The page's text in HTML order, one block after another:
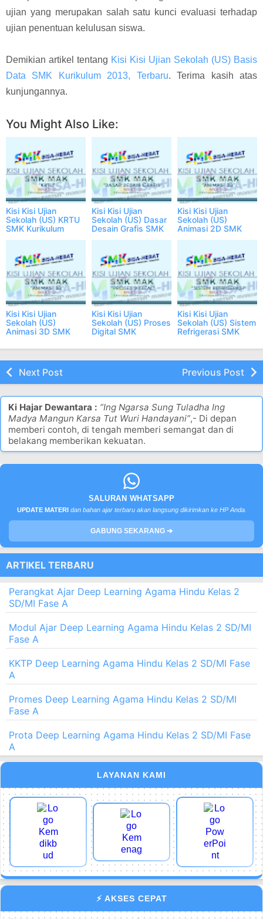
ujian yang merupakan salah satu kunci evaluasi terhadap
ujian penentuan kelulusan siswa.
Demikian artikel tentang Kisi Kisi Ujian Sekolah (US) Basis
Data SMK Kurikulum 2013, Terbaru. Terima kasih atas
kunjungannya.
You Might Also Like:
Kisi Kisi Ujian
Sekolah (US) KRTU
SMK Kurikulum
Kisi Kisi Ujian
Sekolah (US) Dasar
Desain Grafis SMK
Kisi Kisi Ujian
Sekolah (US)
Animasi 2D SMK
Kisi Kisi Ujian
Sekolah (US)
Animasi 3D SMK
Terbaru
Kisi Kisi Ujian
Sekolah (US) Proses
Digital SMK
Terbaru
Kisi Kisi Ujian
Sekolah (US) Sistem
Refrigerasi SMK
Terbaru
Next Post Previous Post
Ki Hajar Dewantara : “Ing Ngarsa Sung Tuladha Ing
Madya Mangun Karsa Tut Wuri Handayani”,- Di depan
memberi contoh, di tengah memberi semangat dan di
belakang memberikan kekuatan.
SALURAN WHATSAPP
UPDATE MATERI dan bahan ajar terbaru akan langsung dikirimkan ke HP Anda.
GABUNG SEKARANG ➔
ARTIKEL TERBARU
Perangkat Ajar Deep Learning Agama Hindu Kelas 2
SD/MI Fase A
Modul Ajar Deep Learning Agama Hindu Kelas 2 SD/MI
Fase A
KKTP Deep Learning Agama Hindu Kelas 2 SD/MI Fase
A
Promes Deep Learning Agama Hindu Kelas 2 SD/MI
Fase A
Prota Deep Learning Agama Hindu Kelas 2 SD/MI Fase
A
LAYANAN KAMI
⚡ AKSES CEPAT